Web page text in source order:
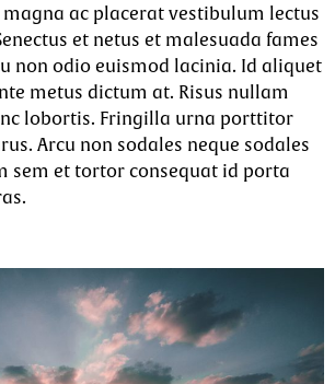
ac placerat vestibulum lectus
et netus et malesuada fames
non odio euismod lacinia. Id aliquet
metus dictum at. Risus nullam
lobortis. Fringilla urna porttitor
Arcu non sodales neque sodales
sem et tortor consequat id porta